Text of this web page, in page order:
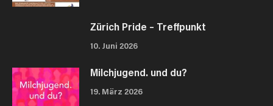
Zürich Pride – Treffpunkt
10. Juni 2026
Milchjugend. und du?
19. März 2026